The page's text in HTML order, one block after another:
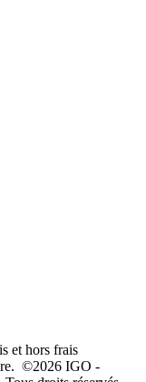
et hors frais
©2026 IGO -